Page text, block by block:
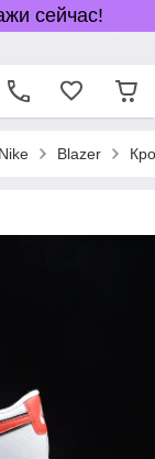
сейчас!
Blazer